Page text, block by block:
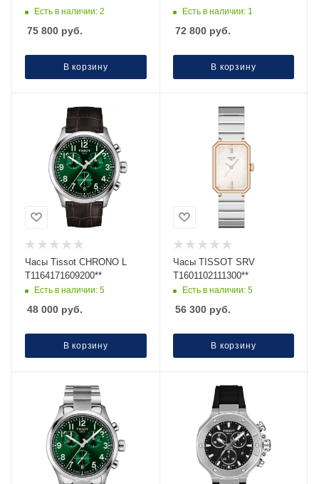
Есть в наличии: 2
75 800 руб.
В корзину
Есть в наличии: 1
72 800руб.
В корзину
Часы Тissot CHRONO L
T1164171609200**
Есть в наличии: 5
48 000 руб.
В корзину
Часы TISSOT SRV
T1601102111300**
Есть в наличии: 5
56 300руб.
В корзину